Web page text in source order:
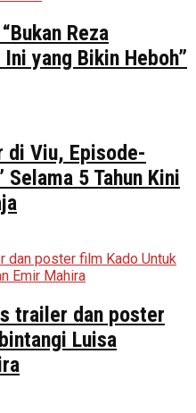
Reza
yang Bikin Heboh”
di Viu, Episode-
Selama 5 Tahun Kini
trailer dan poster
Luisa